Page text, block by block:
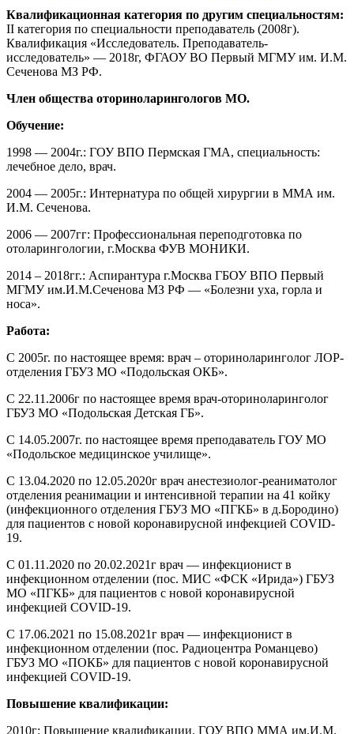
Квалификационная категория по другим специальностям:
II категория по специальности преподаватель (2008г).
Квалификация «Исследователь. Преподаватель-
исследователь» — 2018г, ФГАОУ ВО Первый МГМУ им. И.М.
Сеченова МЗ РФ.
Член общества оториноларингологов МО.
Обучение:
1998 — 2004г.: ГОУ ВПО Пермская ГМА, специальность:
лечебное дело, врач.
2004 — 2005г.: Интернатура по общей хирургии в ММА им.
И.М. Сеченова.
2006 — 2007гг: Профессиональная переподготовка по
отоларингологии, г.Москва ФУВ МОНИКИ.
2014 – 2018гг.: Аспирантура г.Москва ГБОУ ВПО Первый
МГМУ им.И.М.Сеченова МЗ РФ — «Болезни уха, горла и
носа».
Работа:
С 2005г. по настоящее время: врач – оториноларинголог ЛОР-
отделения ГБУЗ МО «Подольская ОКБ».
С 22.11.2006г по настоящее время врач-оториноларинголог
ГБУЗ МО «Подольская Детская ГБ».
С 14.05.2007г. по настоящее время преподаватель ГОУ МО
«Подольское медицинское училище».
С 13.04.2020 по 12.05.2020г врач анестезиолог-реаниматолог
отделения реанимации и интенсивной терапии на 41 койку
(инфекционного отделения ГБУЗ МО «ПГКБ» в д.Бородино)
для пациентов с новой коронавирусной инфекцией COVID-
19.
С 01.11.2020 по 20.02.2021г врач — инфекционист в
инфекционном отделении (пос. МИС «ФСК «Ирида») ГБУЗ
МО «ПГКБ» для пациентов с новой коронавирусной
инфекцией COVID-19.
С 17.06.2021 по 15.08.2021г врач — инфекционист в
инфекционном отделении (пос. Радиоцентра Романцево)
ГБУЗ МО «ПОКБ» для пациентов с новой коронавирусной
инфекцией COVID-19.
Повышение квалификации:
2010г: Повышение квалификации. ГОУ ВПО ММА им.И.М.